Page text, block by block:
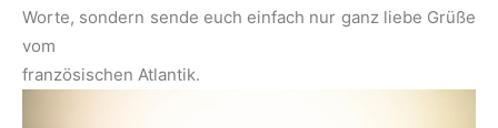
Worte, sondern sende euch einfach nur ganz liebe Grüße
vom
französischen Atlantik.